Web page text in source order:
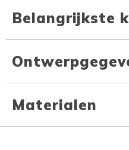
Belangrijkste
Materialen